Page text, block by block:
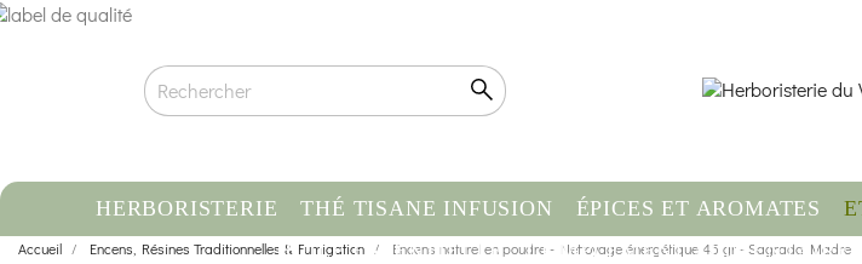
HERBORISTERIE THÉ TISANE INFUSION ÉPICES ET AROMATES
HUILE ESSENTIELLE
COMPLÉMENT ALIMENTAIRE
Accueil Encens, Résines Traditionnelles & Fumigation Encens naturel en poudre - Nettoyage énergétique 45 gr - Sagrada Madre